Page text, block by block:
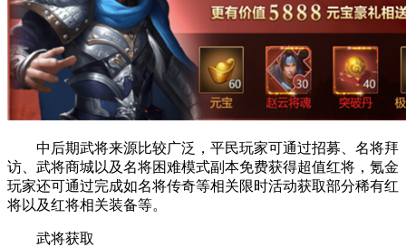
中后期武将来源比较广泛，平民玩家可通过招募、名将拜
访、武将商城以及名将困难模式副本免费获得超值红将，氪金
玩家还可通过完成如名将传奇等相关限时活动获取部分稀有红
将以及红将相关装备等。
武将获取